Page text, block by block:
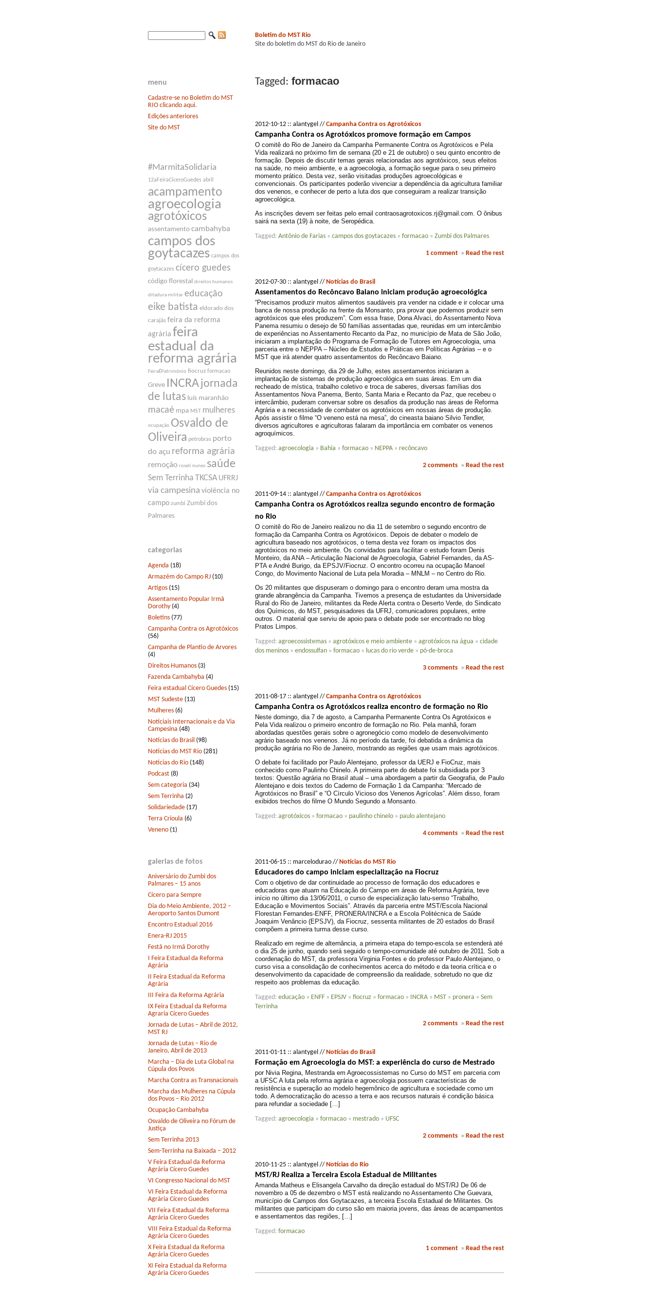
menu
Cadastre-se no Boletim do MST
RIO clicando aqui.
Edições anteriores
Site do MST
#MarmitaSolidaria
12aFeiraCíceroGuedes abril
acampamento
agroecologia
agrotóxicos
assentamento cambahyba
campos dos
goytacazes campos dos
goytacazes cícero guedes
código florestal direitos humanos
ditadura militar educação
eike batista eldorado dos
carajás feira da reforma
agrária feira
estadual da
reforma agrária
FeiraÉPatrimônio fiocruz formacao
Greve INCRA jornada
de lutas luís maranhão
macaé mpa MST mulheres
ocupação Osvaldo de
Oliveira petrobras porto
do açu reforma agrária
remoção roseli nunes saúde
Sem Terrinha TKCSA UFRRJ
via campesina violência no
campo zumbi Zumbi dos
Palmares
categorias
Agenda (18)
Armazém do Campo RJ (10)
Artigos (15)
Assentamento Popular Irmã
Dorothy (4)
Boletins (77)
Campanha Contra os Agrotóxicos
(56)
Campanha de Plantio de Arvores
(4)
Direitos Humanos (3)
Fazenda Cambahyba (4)
Feira estadual Cícero Guedes (15)
MST Sudeste (13)
Mulheres (6)
Notíciais Internacionais e da Via
Campesina (48)
Notícias do Brasil (98)
Notícias do MST Rio (281)
Notícias do Rio (148)
Podcast (8)
Sem categoria (34)
Sem Terrinha (2)
Solidariedade (17)
Terra Crioula (6)
Veneno (1)
galerias de fotos
Aniversário do Zumbi dos
Palmares – 15 anos
Cícero para Sempre
Dia do Meio Ambiente, 2012 –
Aeroporto Santos Dumont
Encontro Estadual 2016
Enera-RJ 2015
Festã no Irmã Dorothy
I Feira Estadual da Reforma
Agrária
II Feira Estadual da Reforma
Agrária
III Feira da Reforma Agrária
IX Feira Estadual da Reforma
Agraria Cícero Guedes
Jornada de Lutas – Abril de 2012,
MST RJ
Jornada de Lutas – Rio de
Janeiro, Abril de 2013
Marcha – Dia de Luta Global na
Cúpula dos Povos
Marcha Contra as Transnacionais
Marcha das Mulheres na Cúpula
dos Povos – Rio 2012
Ocupação Cambahyba
Osvaldo de Oliveira no Fórum de
Justiça
Sem Terrinha 2013
Sem-Terrinha na Baixada – 2012
V Feira Estadual da Reforma
Agrária Cícero Guedes
VI Congresso Nacional do MST
VI Feira Estadual da Reforma
Agrária Cícero Guedes
VII Feira Estadual da Reforma
Agrária Cícero Guedes
VIII Feira Estadual da Reforma
Agrária Cícero Guedes
X Feira Estadual da Reforma
Agrária Cícero Guedes
XI Feira Estadual da Reforma
Agrária Cícero Guedes
Boletim do MST Rio
Site do boletim do MST do Rio de Janeiro
Tagged: formacao
2012-10-12 :: alantygel // Campanha Contra os Agrotóxicos
Campanha Contra os Agrotóxicos promove formação em Campos
O comitê do Rio de Janeiro da Campanha Permanente Contra os Agrotóxicos e Pela
Vida realizará no próximo fim de semana (20 e 21 de outubro) o seu quinto encontro de
formação. Depois de discutir temas gerais relacionadas aos agrotóxicos, seus efeitos
na saúde, no meio ambiente, e a agroecologia, a formação segue para o seu primeiro
momento prático. Desta vez, serão visitadas produções agroecológicas e
convencionais. Os participantes poderão vivenciar a dependência da agricultura familiar
dos venenos, e conhecer de perto a luta dos que conseguiram a realizar transição
agroecológica.
As inscrições devem ser feitas pelo email contraosagrotoxicos.rj@gmail.com. O ônibus
sairá na sexta (19) à noite, de Seropédica.
Tagged: Antônio de Farias » campos dos goytacazes » formacao » Zumbi dos Palmares
1 comment » Read the rest
2012-07-30 :: alantygel // Notícias do Brasil
Assentamentos do Recôncavo Baiano iniciam produção agroecológica
“Precisamos produzir muitos alimentos saudáveis pra vender na cidade e ir colocar uma
banca de nossa produção na frente da Monsanto, pra provar que podemos produzir sem
agrotóxicos que eles produzem”. Com essa frase, Dona Alvaci, do Assentamento Nova
Panema resumiu o desejo de 50 famílias assentadas que, reunidas em um intercâmbio
de experiências no Assentamento Recanto da Paz, no município de Mata de São João,
iniciaram a implantação do Programa de Formação de Tutores em Agroecologia, uma
parceria entre o NEPPA – Núcleo de Estudos e Práticas em Políticas Agrárias – e o
MST que irá atender quatro assentamentos do Recôncavo Baiano.
Reunidos neste domingo, dia 29 de Julho, estes assentamentos iniciaram a
implantação de sistemas de produção agroecológica em suas áreas. Em um dia
recheado de mística, trabalho coletivo e troca de saberes, diversas famílias dos
Assentamentos Nova Panema, Bento, Santa Maria e Recanto da Paz, que recebeu o
intercâmbio, puderam conversar sobre os desafios da produção nas áreas de Reforma
Agrária e a necessidade de combater os agrotóxicos em nossas áreas de produção.
Após assistir o filme “O veneno está na mesa”, do cineasta baiano Silvio Tendler,
diversos agricultores e agricultoras falaram da importância em combater os venenos
agroquímicos.
Tagged: agroecologia » Bahia » formacao » NEPPA » recôncavo
2 comments » Read the rest
2011-09-14 :: alantygel // Campanha Contra os Agrotóxicos
Campanha Contra os Agrotóxicos realiza segundo encontro de formação
no Rio
O comitê do Rio de Janeiro realizou no dia 11 de setembro o segundo encontro de
formação da Campanha Contra os Agrotóxicos. Depois de debater o modelo de
agricultura baseado nos agrotóxicos, o tema desta vez foram os impactos dos
agrotóxicos no meio ambiente. Os convidados para facilitar o estudo foram Denis
Monteiro, da ANA – Articulação Nacional de Agroecologia, Gabriel Fernandes, da AS-
PTA e André Burigo, da EPSJV/Fiocruz. O encontro ocorreu na ocupação Manoel
Congo, do Movimento Nacional de Luta pela Moradia – MNLM – no Centro do Rio.
Os 20 militantes que dispuseram o domingo para o encontro deram uma mostra da
grande abrangência da Campanha. Tivemos a presença de estudantes da Universidade
Rural do Rio de Janeiro, militantes da Rede Alerta contra o Deserto Verde, do Sindicato
dos Químicos, do MST, pesquisadores da UFRJ, comunicadores populares, entre
outros. O material que serviu de apoio para o debate pode ser encontrado no blog
Pratos Limpos.
Tagged: agroecossistemas » agrotóxicos e meio ambiente » agrotóxicos na água » cidade
dos meninos » endossulfan » formacao » lucas do rio verde » pó-de-broca
3 comments » Read the rest
2011-08-17 :: alantygel // Campanha Contra os Agrotóxicos
Campanha Contra os Agrotóxicos realiza encontro de formação no Rio
Neste domingo, dia 7 de agosto, a Campanha Permanente Contra Os Agrotóxicos e
Pela Vida realizou o primeiro encontro de formação no Rio. Pela manhã, foram
abordadas questões gerais sobre o agronegócio como modelo de desenvolvimento
agrário baseado nos venenos. Já no período da tarde, foi debatida a dinâmica da
produção agrária no Rio de Janeiro, mostrando as regiões que usam mais agrotóxicos.
O debate foi facilitado por Paulo Alentejano, professor da UERJ e FioCruz, mais
conhecido como Paulinho Chinelo. A primeira parte do debate foi subsidiada por 3
textos: Questão agrária no Brasil atual – uma abordagem a partir da Geografia, de Paulo
Alentejano e dois textos do Caderno de Formação 1 da Campanha: “Mercado de
Agrotóxicos no Brasil” e “O Círculo Vicioso dos Venenos Agrícolas”. Além disso, foram
exibidos trechos do filme O Mundo Segundo a Monsanto.
Tagged: agrotóxicos » formacao » paulinho chinelo » paulo alentejano
4 comments » Read the rest
2011-06-15 :: marcelodurao // Notícias do MST Rio
Educadores do campo iniciam especialização na Fiocruz
Com o objetivo de dar continuidade ao processo de formação dos educadores e
educadoras que atuam na Educação do Campo em áreas de Reforma Agrária, teve
início no último dia 13/06/2011, o curso de especialização latu-senso “Trabalho,
Educação e Movimentos Sociais”. Através da parceria entre MST/Escola Nacional
Florestan Fernandes-ENFF, PRONERA/INCRA e a Escola Politécnica de Saúde
Joaquim Venâncio (EPSJV), da Fiocruz, sessenta militantes de 20 estados do Brasil
compõem a primeira turma desse curso.
Realizado em regime de alternância, a primeira etapa do tempo-escola se estenderá até
o dia 25 de junho, quando será seguido o tempo-comunidade até outubro de 2011. Sob a
coordenação do MST, da professora Virginia Fontes e do professor Paulo Alentejano, o
curso visa a consolidação de conhecimentos acerca do método e da teoria crítica e o
desenvolvimento da capacidade de compreensão da realidade, sobretudo no que diz
respeito aos problemas da educação.
Tagged: educação » ENFF » EPSJV » fiocruz » formacao » INCRA » MST » pronera » Sem
Terrinha
2 comments » Read the rest
2011-01-11 :: alantygel // Notícias do Brasil
Formação em Agroecologia do MST: a experiência do curso de Mestrado
por Nivia Regina, Mestranda em Agroecossistemas no Curso do MST em parceria com
a UFSC A luta pela reforma agrária e agroecologia possuem características de
resistência e superação ao modelo hegemônico de agricultura e sociedade como um
todo. A democratização do acesso a terra e aos recursos naturais é condição básica
para refundar a sociedade […]
Tagged: agroecologia » formacao » mestrado » UFSC
2 comments » Read the rest
2010-11-25 :: alantygel // Notícias do Rio
MST/RJ Realiza a Terceira Escola Estadual de Militantes
Amanda Matheus e Elisangela Carvalho da direção estadual do MST/RJ De 06 de
novembro a 05 de dezembro o MST está realizando no Assentamento Che Guevara,
município de Campos dos Goytacazes, a terceira Escola Estadual de Militantes. Os
militantes que participam do curso são em maioria jovens, das áreas de acampamentos
e assentamentos das regiões, […]
Tagged: formacao
1 comment » Read the rest